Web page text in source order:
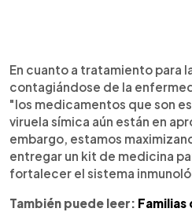
En cuanto a tratamiento para
contagiándose de la
"los medicamentos que son
viruela símica aún están en
embargo, estamos
entregar un kit de medicina
fortalecer el sistema
También puede leer: Familias